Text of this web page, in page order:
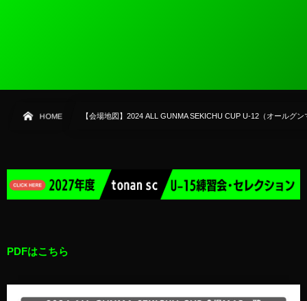
HOME 【会場地図】2024 ALL GUNMA SEKICHU CUP U-12（オールグ
PDFはこちら